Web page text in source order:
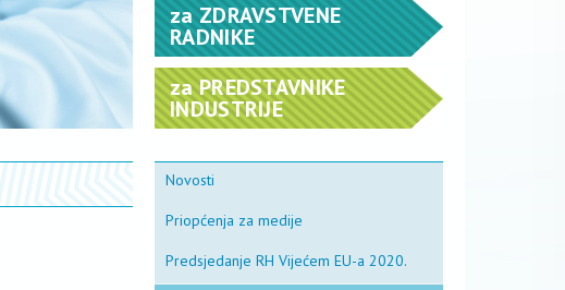
za ZDRAVSTVENE
RADNIKE
zaPREDSTAVNIKE
INDUSTRIJE
Novosti
Priopćenja za medije
Predsjedanje RH Vijećem EU-a 2020.